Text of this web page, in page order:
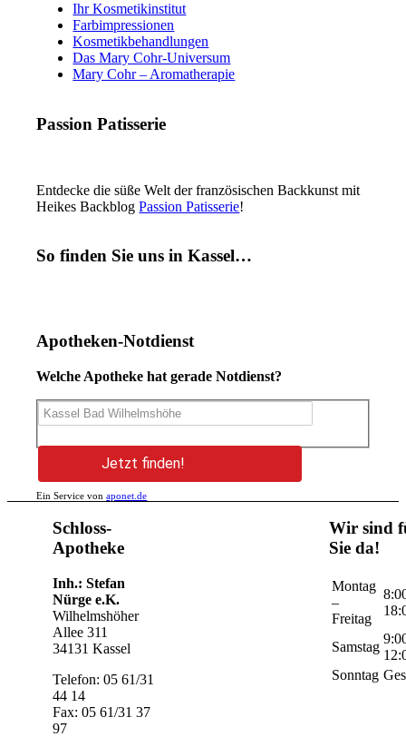
Ihr Kosmetikinstitut
Farbimpressionen
Kosmetikbehandlungen
Das Mary Cohr-Universum
Mary Cohr – Aromatherapie
Passion Patisserie
Entdecke die süße Welt der französischen Backkunst mit
Heikes BackblogPassion Patisserie!
So finden Sie uns in Kassel…
Apotheken-Notdienst
Welche Apotheke hat gerade Notdienst?
Jetzt finden!
Ein Service vonaponet.de
Schloss-
Apotheke
Inh.: Stefan
Nürge e.K.
Wilhelmshöher
Allee 311
34131 Kassel
Telefon: 05 61/31
44 14
Fax: 05 61/31 37
97
Wir sind
Sie da!
Montag
–
Freitag
Samstag
Sonntag